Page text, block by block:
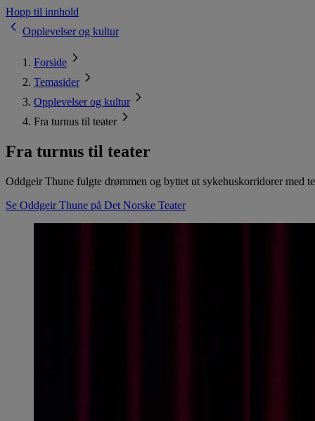
Hopp til innhold
Opplevelser og kultur
Forside
Temasider
Opplevelser og kultur
Fra turnus til teater
Fra turnus til teater
Oddgeir Thune fulgte drømmen og byttet ut sykehuskorridorer med
Se Oddgeir Thune på Det Norske Teater